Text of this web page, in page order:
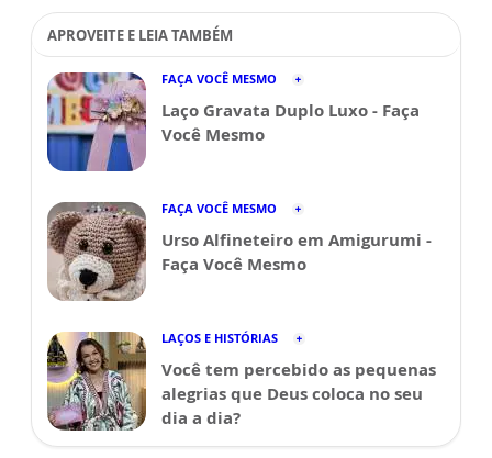
APROVEITE E LEIA TAMBÉM
FAÇA VOCÊ MESMO
Laço Gravata Duplo Luxo - Faça
Você Mesmo
FAÇA VOCÊ MESMO
Urso Alfineteiro em Amigurumi -
Faça Você Mesmo
LAÇOS E HISTÓRIAS
Você tem percebido as pequenas
alegrias que Deus coloca no seu
dia a dia?